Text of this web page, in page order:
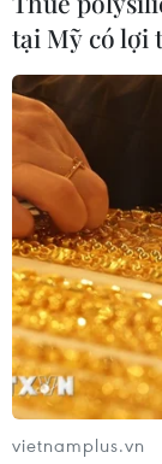
Diễn đàn
2026: Mở
công-tư
07/08/2026 12:54
Chuyên gia
về tiền đồng
07/08/2026 12:46
Phép thử sức
ASEAN
07/08/2026 12:35
tại Mỹ có lợi
vietnamplus.vn